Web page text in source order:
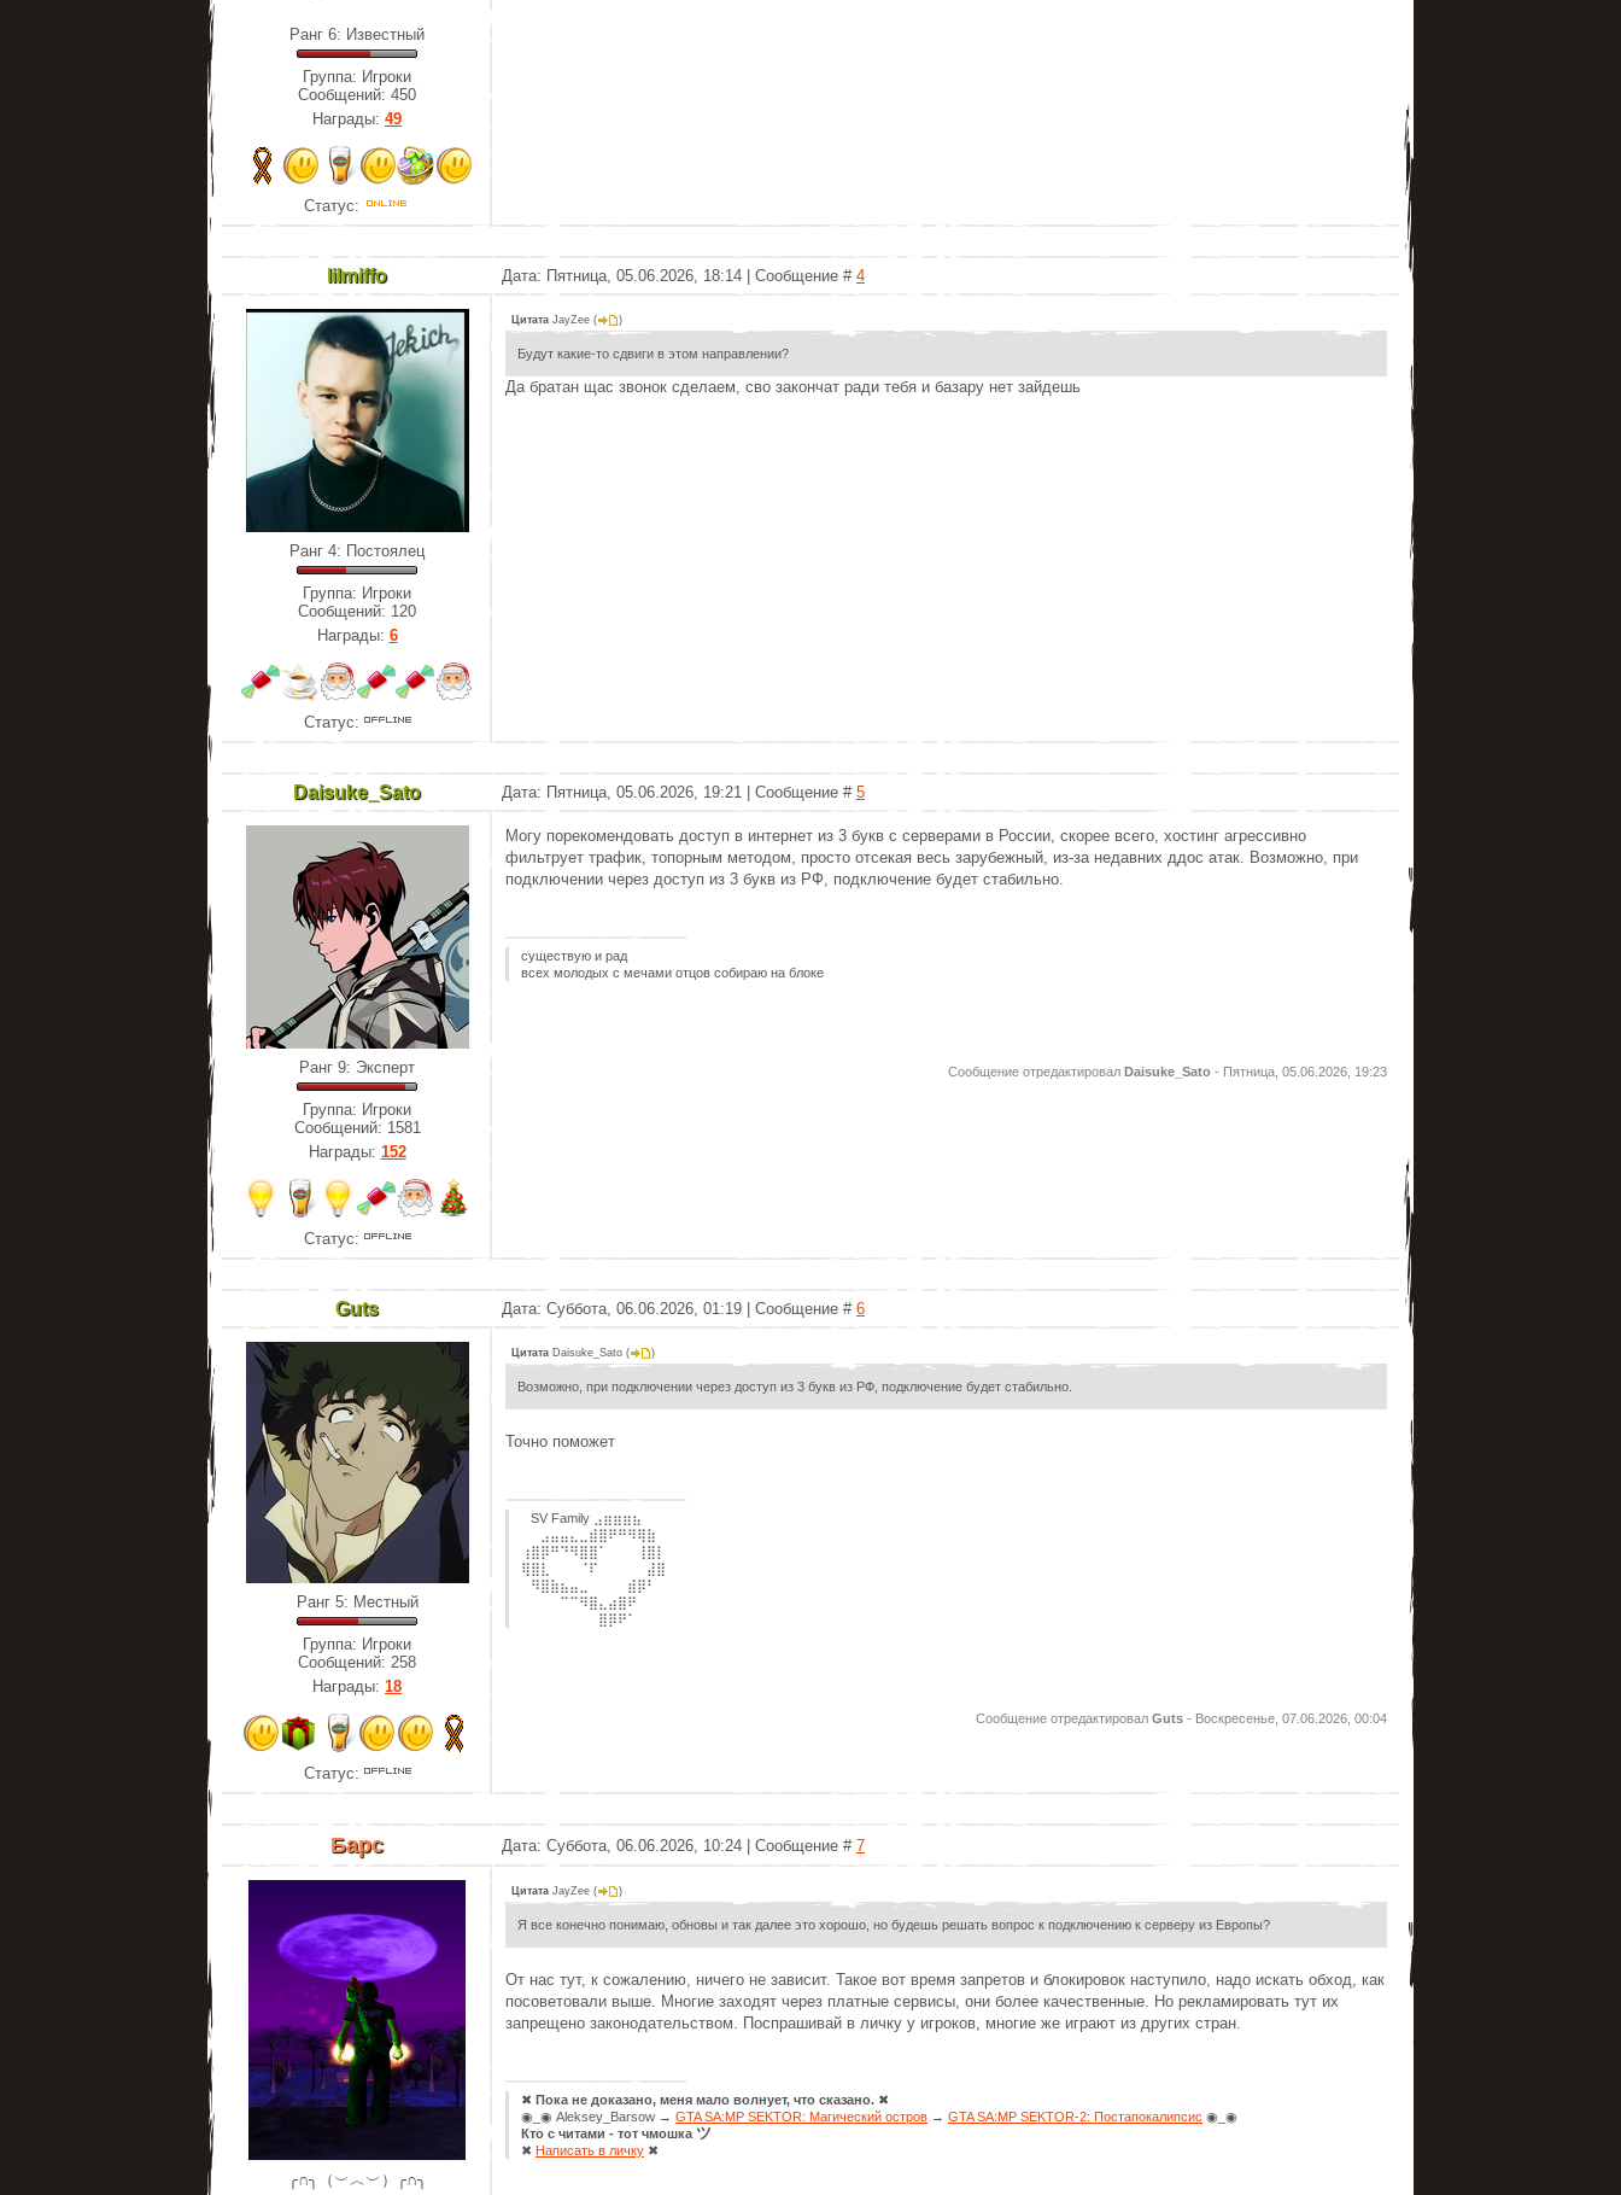
Ранг 6: Известный
Группа: Игроки
Сообщений: 450
Награды: 49
Статус:
lilmiffo Дата: Пятница, 05.06.2026, 18:14 | Сообщение # 4
Ранг 4: Постоялец
Группа: Игроки
Сообщений: 120
Награды: 6
Статус:
Цитата JayZee ( )
Будут какие-то сдвиги в этом направлении?
Да братан щас звонок сделаем, сво закончат ради тебя и базару нет зайдешь
Daisuke_Sato Дата: Пятница, 05.06.2026, 19:21 | Сообщение # 5
Ранг 9: Эксперт
Группа: Игроки
Сообщений: 1581
Награды: 152
Статус:
Могу порекомендовать доступ в интернет из 3 букв с серверами в России, скорее всего, хостинг агрессивно
фильтрует трафик, топорным методом, просто отсекая весь зарубежный, из-за недавних ддос атак. Возможно, при
подключении через доступ из 3 букв из РФ, подключение будет стабильно.
существую и рад
всех молодых с мечами отцов собираю на блоке
Сообщение отредактировал Daisuke_Sato - Пятница, 05.06.2026, 19:23
Guts Дата: Суббота, 06.06.2026, 01:19 | Сообщение # 6
Ранг 5: Местный
Группа: Игроки
Сообщений: 258
Награды: 18
Статус:
Цитата Daisuke_Sato ( )
Возможно, при подключении через доступ из 3 букв из РФ, подключение будет стабильно.
Точно поможет
⠀SV Family ⣠⣶⣶⣶⣦⠀⠀
⠀⠀⣠⣤⣤⣄⣀⣾⣿⠟⠛⠻⢿⣷⠀
⢰⣿⡿⠛⠙⠻⣿⣿⠁⠀⠀⠀⢸⣿⡇
⢿⣿⣇⠀⠀⠀⠈⠏⠀⠀⠀⠀⠀⣼⣿⠀
⠀⠻⣿⣷⣦⣤⣀⠀⠀⠀⠀⣾⡿⠃⠀
⠀⠀⠀⠀⠉⠉⠻⣿⣄⣴⣿⠟⠀⠀⠀
⠀⠀⠀⠀⠀⠀⠀⠀⣿⡿⠟⠁⠀⠀⠀⠀
Сообщение отредактировал Guts - Воскресенье, 07.06.2026, 00:04
Барс Дата: Суббота, 06.06.2026, 10:24 | Сообщение # 7
╭∩╮（︶︿︶）╭∩╮
Цитата JayZee ( )
Я все конечно понимаю, обновы и так далее это хорошо, но будешь решать вопрос к подключению к серверу из Европы?
От нас тут, к сожалению, ничего не зависит. Такое вот время запретов и блокировок наступило, надо искать обход, как
посоветовали выше. Многие заходят через платные сервисы, они более качественные. Но рекламировать тут их
запрещено законодательством. Поспрашивай в личку у игроков, многие же играют из других стран.
✖ Пока не доказано, меня мало волнует, что сказано. ✖
◉_◉ Aleksey_Barsow → GTA SA:MP SEKTOR: Магический остров → GTA SA:MP SEKTOR-2: Постапокалипсис ◉_◉
Кто с читами - тот чмошка ツ
✖ Написать в личку ✖